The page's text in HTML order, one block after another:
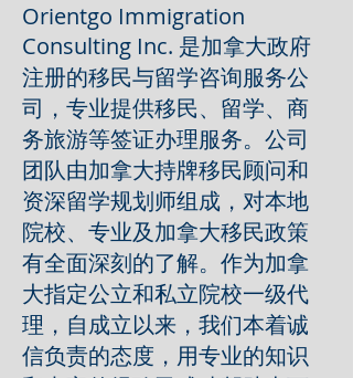
Orientgo Immigration
Consulting Inc. 是加拿大政府
注册的移民与留学咨询服务公
司，专业提供移民、留学、商
务旅游等签证办理服务。公司
团队由加拿大持牌移民顾问和
资深留学规划师组成，对本地
院校、专业及加拿大移民政策
有全面深刻的了解。作为加拿
大指定公立和私立院校一级代
理，自成立以来，我们本着诚
信负责的态度，用专业的知识